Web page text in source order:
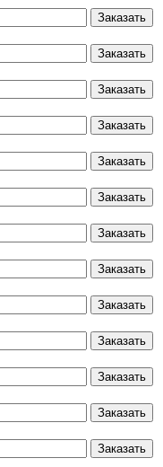
Заказать
Заказать
Заказать
Заказать
Заказать
Заказать
Заказать
Заказать
Заказать
Заказать
Заказать
Заказать
Заказать